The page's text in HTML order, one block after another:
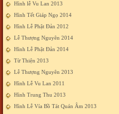
Hình lễ Vu Lan 2013
Hình Tết Giáp Ngọ 2014
Hình Lễ Phật Đản 2012
Lễ Thượng Nguyên 2014
Hình Lễ Phật Đản 2014
Từ Thiện 2013
Lễ Thượng Nguyên 2013
Hình Lễ Vu Lan 2011
Hình Trung Thu 2013
Hình Lễ Vía Bồ Tát Quán Âm 2013